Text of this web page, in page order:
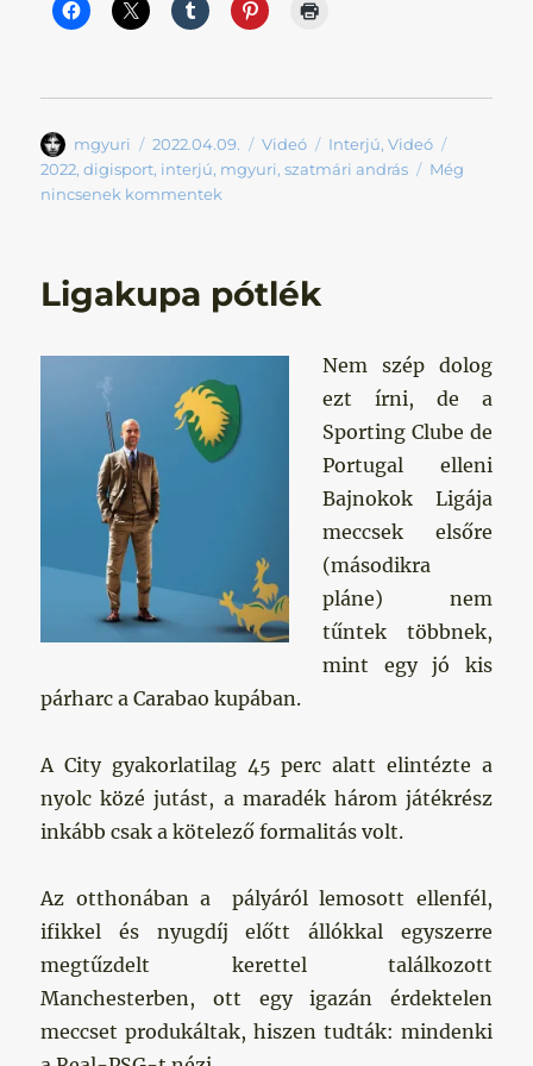
Szerző
mgyuri Közzétéve
2022.04.09. Forma
Videó Kategória
Interjú,Videó
2022,digisport, interjú, mgyuri,szatmári andrás
Még
nincsenek kommentek
Ligakupa pótlék
Nem szép dolog
ezt írni, de a
Sporting Clube de
Portugal elleni
Bajnokok Ligája
meccsek elsőre
(másodikra
pláne) nem
tűntek többnek,
mint egy jó kis
párharc a Carabao kupában.
A City gyakorlatilag 45 perc alatt elintézte a
nyolc közé jutást, a maradék három játékrész
inkább csak a kötelező formalitás volt.
Az otthonában a pályáról lemosott ellenfél,
ifikkel és nyugdíj előtt állókkal egyszerre
megtűzdelt kerettel találkozott
Manchesterben, ott egy igazán érdektelen
meccset produkáltak, hiszen tudták: mindenki